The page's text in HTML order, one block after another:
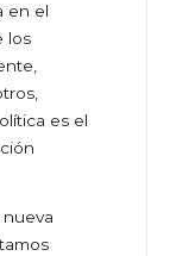
en el
los
es el